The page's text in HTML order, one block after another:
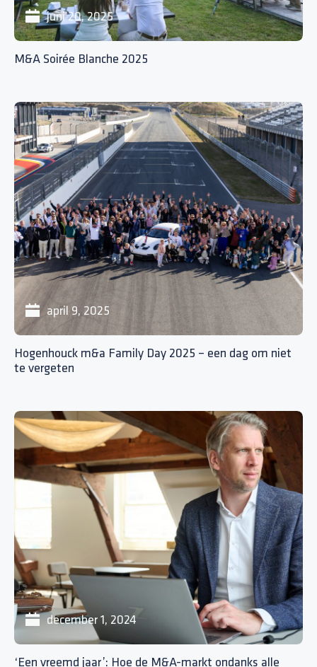
juni 20, 2025
M&A Soirée Blanche 2025
april 9, 2025
Hogenhouck m&a Family Day 2025 – een dag om niet
te vergeten
december 1, 2024
‘Een vreemd jaar’: Hoe de M&A-markt ondanks alle